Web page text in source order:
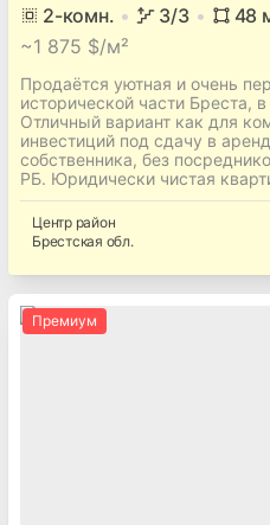
2-комн. 3/3 48
~1 875 $/м²
Продаётся уютная и очень
исторической части Бреста,
Отличный вариант как для
инвестиций под сдачу в
собственника, без
РБ. Юридически чистая
Центррайон
Брестская обл.
Премиум